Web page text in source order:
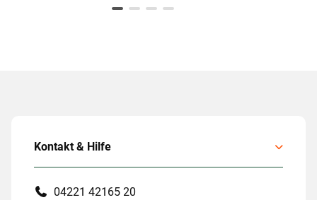
Kontakt & Hilfe
04221 42165 20